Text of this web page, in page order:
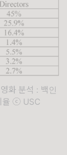
화 분석 : 백인
율 ⓒ USC